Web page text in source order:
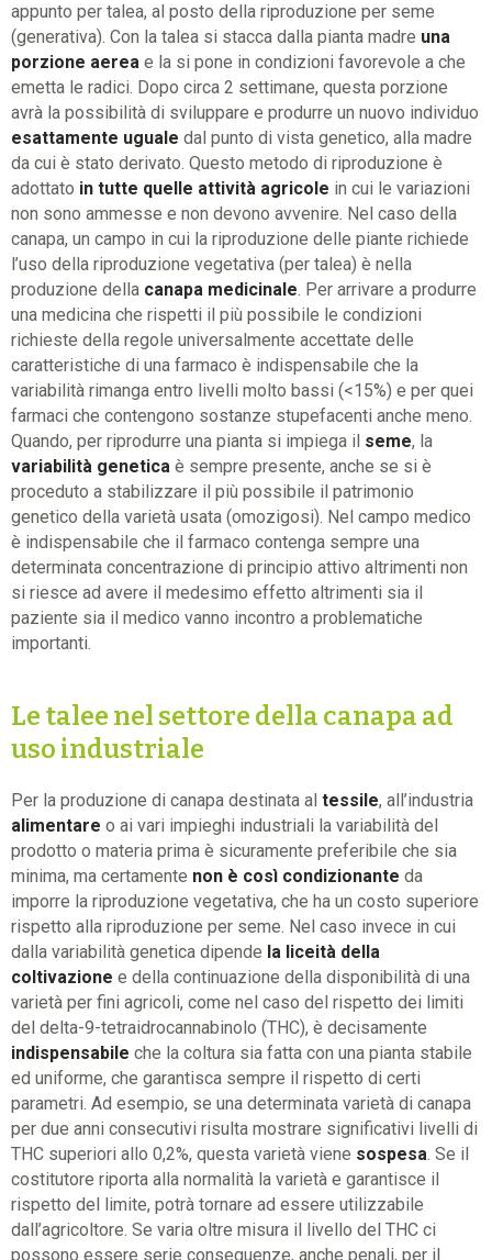
appunto per talea, al posto della riproduzione per seme
(generativa). Con la talea si stacca dalla pianta madre una
porzione aerea e la si pone in condizioni favorevole a che
emetta le radici. Dopo circa 2 settimane, questa porzione
avrà la possibilità di sviluppare e produrre un nuovo individuo
esattamente uguale dal punto di vista genetico, alla madre
da cui è stato derivato. Questo metodo di riproduzione è
adottato in tutte quelle attività agricole in cui le variazioni
non sono ammesse e non devono avvenire. Nel caso della
canapa, un campo in cui la riproduzione delle piante richiede
l’uso della riproduzione vegetativa (per talea) è nella
produzione della canapa medicinale. Per arrivare a produrre
una medicina che rispetti il più possibile le condizioni
richieste della regole universalmente accettate delle
caratteristiche di una farmaco è indispensabile che la
variabilità rimanga entro livelli molto bassi (<15%) e per quei
farmaci che contengono sostanze stupefacenti anche meno.
Quando, per riprodurre una pianta si impiega il seme, la
variabilità genetica è sempre presente, anche se si è
proceduto a stabilizzare il più possibile il patrimonio
genetico della varietà usata (omozigosi). Nel campo medico
è indispensabile che il farmaco contenga sempre una
determinata concentrazione di principio attivo altrimenti non
si riesce ad avere il medesimo effetto altrimenti sia il
paziente sia il medico vanno incontro a problematiche
importanti.
Le talee nel settore della canapa ad
uso industriale
Per la produzione di canapa destinata al tessile, all’industria
alimentare o ai vari impieghi industriali la variabilità del
prodotto o materia prima è sicuramente preferibile che sia
minima, ma certamente non è così condizionante da
imporre la riproduzione vegetativa, che ha un costo superiore
rispetto alla riproduzione per seme. Nel caso invece in cui
dalla variabilità genetica dipende la liceità della
coltivazione e della continuazione della disponibilità di una
varietà per fini agricoli, come nel caso del rispetto dei limiti
del delta-9-tetraidrocannabinolo (THC), è decisamente
indispensabile che la coltura sia fatta con una pianta stabile
ed uniforme, che garantisca sempre il rispetto di certi
parametri. Ad esempio, se una determinata varietà di canapa
per due anni consecutivi risulta mostrare significativi livelli di
THC superiori allo 0,2%, questa varietà viene sospesa. Se il
costitutore riporta alla normalità la varietà e garantisce il
rispetto del limite, potrà tornare ad essere utilizzabile
dall’agricoltore. Se varia oltre misura il livello del THC ci
possono essere serie conseguenze, anche penali, per il